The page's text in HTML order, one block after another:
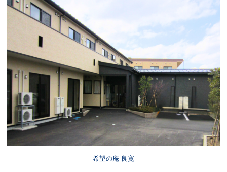
希望の庵 良寛